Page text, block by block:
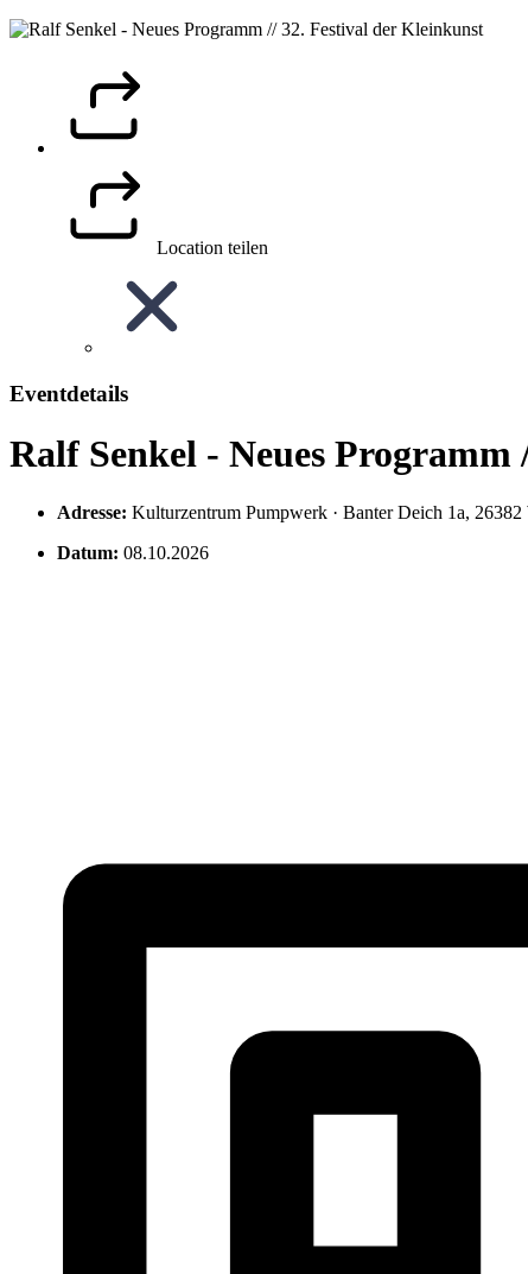
Location teilen
Eventdetails
Ralf Senkel - Neues
Adresse: Kulturzentrum Pumpwerk · Banter Deich 1a,
Datum: 08.10.2026